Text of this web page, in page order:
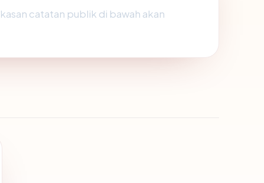
catatan publik di bawah akan